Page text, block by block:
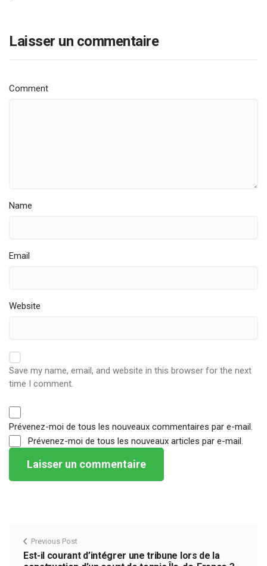
Laisser un commentaire
Comment
Name
Email
Website
Save my name, email, and website in this browser for the next
time I comment.
Prévenez-moi de tous les nouveaux commentaires par e-mail.
Prévenez-moi de tous les nouveaux articles par e-mail.
Previous Post
Est-il courant d’intégrer une tribune lors de la